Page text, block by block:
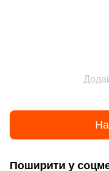
Поширити у